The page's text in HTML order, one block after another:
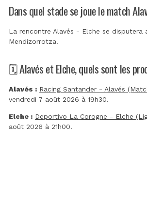
Dans quel stade se joue le match
La rencontre Alavés - Elche se disputera
Mendizorrotza.
🗓️ Alavés et Elche, quels sont les
Alavés : Racing Santander - Alavés
vendredi 7 août 2026 à 19h30.
Elche : Deportivo La Corogne - Elche
août 2026 à 21h00.